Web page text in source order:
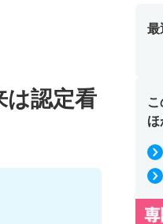
は認定看
最
ほ